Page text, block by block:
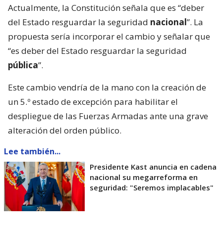
Actualmente, la Constitución señala que es “deber
del Estado resguardar la seguridad nacional”. La
propuesta sería incorporar el cambio y señalar que
“es deber del Estado resguardar la seguridad
pública”.
Este cambio vendría de la mano con la creación de
un 5.º estado de excepción para habilitar el
despliegue de las Fuerzas Armadas ante una grave
alteración del orden público.
Lee también...
Presidente Kast anuncia en cadena
nacional su megarreforma en
seguridad: "Seremos implacables"